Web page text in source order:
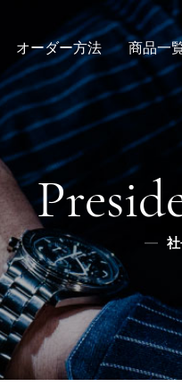
オーダー方法
倉敷店でのオーダー
全国オーダー会
ふるさと納税
商品一
デニム
メ
レ
ふるさ
ふ